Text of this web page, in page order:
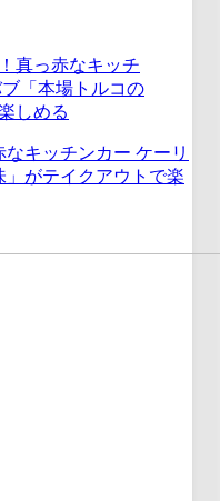
キッチンカー ケーリ
がテイクアウトで楽